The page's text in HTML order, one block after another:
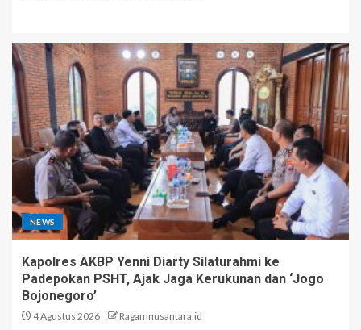
NEWS
Kapolres AKBP Yenni Diarty Silaturahmi ke
Padepokan PSHT, Ajak Jaga Kerukunan dan ‘Jogo
Bojonegoro’
4 Agustus 2026 Ragamnusantara.id